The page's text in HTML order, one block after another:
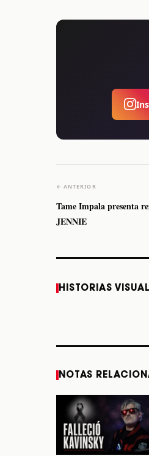
← ANTERIOR
Tame Impala presenta
JENNIE
HISTORIAS
Monterrey el próximo
NOTAS